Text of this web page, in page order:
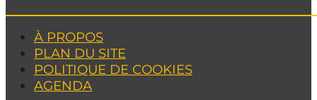
À PROPOS
PLAN DU SITE
POLITIQUE DE COOKIES
AGENDA